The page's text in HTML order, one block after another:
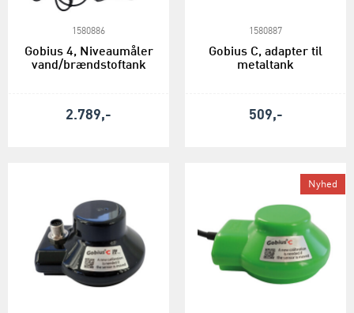
1580886
Gobius 4, Niveaumåler
vand/brændstoftank
2.789,-
1580887
Gobius C, adapter til
metaltank
509,-
Nyhed